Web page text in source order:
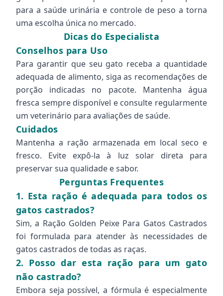
para a saúde urinária e controle de peso a torna
uma escolha única no mercado.
Dicas do Especialista
Conselhos para Uso
Para garantir que seu gato receba a quantidade
adequada de alimento, siga as recomendações de
porção indicadas no pacote. Mantenha água
fresca sempre disponível e consulte regularmente
um veterinário para avaliações de saúde.
Cuidados
Mantenha a ração armazenada em local seco e
fresco. Evite expô-la à luz solar direta para
preservar sua qualidade e sabor.
Perguntas Frequentes
1. Esta ração é adequada para todos os
gatos castrados?
Sim, a Ração Golden Peixe Para Gatos Castrados
foi formulada para atender às necessidades de
gatos castrados de todas as raças.
2. Posso dar esta ração para um gato
não castrado?
Embora seja possível, a fórmula é especialmente